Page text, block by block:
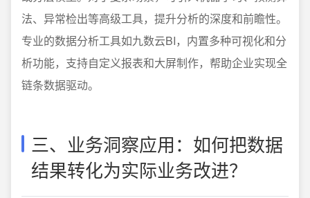
法、异常检出等高级工具，提升分析的深度和前瞻性。
专业的数据分析工具如九数云BI，内置多种可视化和分
析功能，支持自定义报表和大屏制作，帮助企业实现全
链条数据驱动。
三、业务洞察应用：如何把数据
结果转化为实际业务改进？